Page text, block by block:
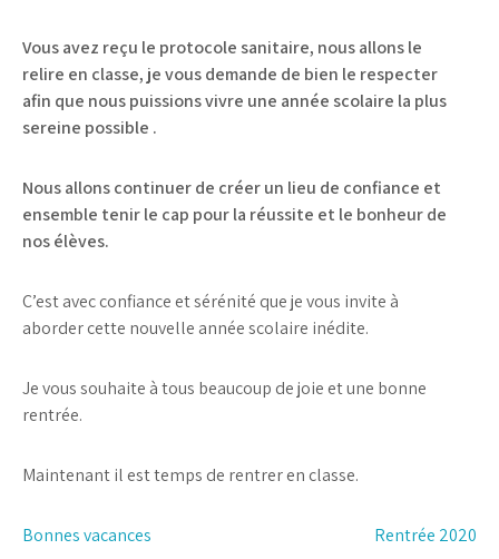
Vous avez reçu le protocole sanitaire, nous allons le
relire en classe, je vous demande de bien le respecter
afin que nous puissions vivre une année scolaire la plus
sereine possible .
Nous allons continuer de créer un lieu de confiance et
ensemble tenir le cap pour la réussite et le bonheur de
nos élèves.
C’est avec confiance et sérénité que je vous invite à
aborder cette nouvelle année scolaire inédite.
Je vous souhaite à tous beaucoup de joie et une bonne
rentrée.
Maintenant il est temps de rentrer en classe.
Navigation
Bonnes vacances Rentrée 2020